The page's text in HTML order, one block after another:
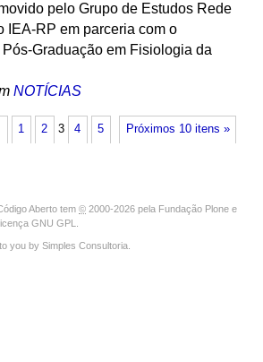
pelo Grupo de Estudos Rede
IEA-RP em parceria com o
Pós-Graduação em Fisiologia da
NOTÍCIAS
Próximos 10 itens »
1 2 3 4 5
Aberto tem © 2000-2026 pela Fundação Plone e
GNU GPL
you by Simples Consultoria